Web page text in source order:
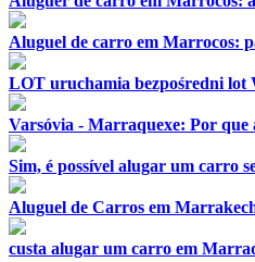
Aluguel de carro em Marrocos:
LOT uruchamia bezpośredni lot
Varsóvia - Marraquexe: Por
Sim, é possível alugar um carro
Aluguel de Carros em
custa alugar um carro em